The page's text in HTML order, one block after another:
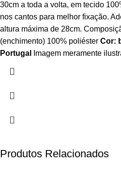
30cm a toda a volta, em tecido
nos cantos para melhor fixação.
altura máxima de 28cm.
(enchimento) 100% poliéster Cor:
Portugal
Imagem meramente
Produtos Relacionados